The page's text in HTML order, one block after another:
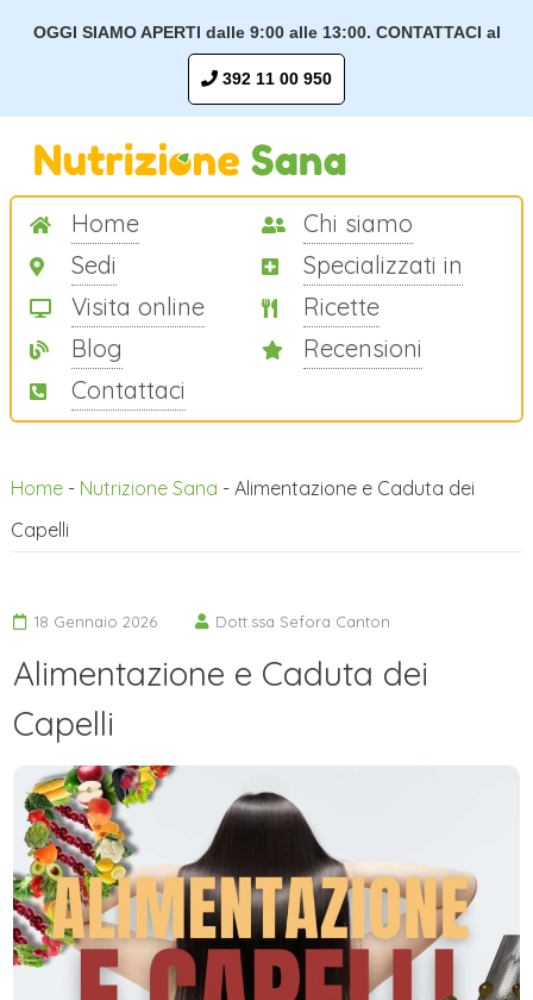
OGGI SIAMO APERTI dalle 9:00 alle 13:00. CONTATTACI al
392 11 00 950
Home
Chi siamo
Sedi
Specializzati in
Visita online
Ricette
Blog
Recensioni
Contattaci
Home- Nutrizione Sana - Alimentazione e Caduta dei
Capelli
18 Gennaio 2026 Dott.ssa Sefora Canton
Alimentazione e Caduta dei
Capelli